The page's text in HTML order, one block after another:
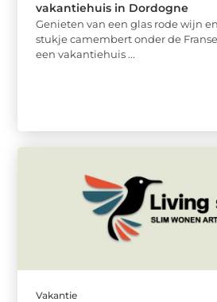
vakantiehuis in Dordogne
Genieten van een glas rode wijn
stukje camembert onder de
een vakantiehuis ...
Vakantie